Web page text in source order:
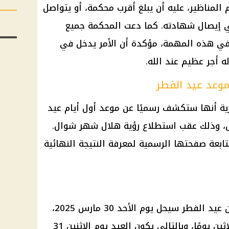
المناظير، عليه أن يبلغ أقرب محكمة، أو يتواصل
شهادته. كما دعت المحكمة جميع
في هذه المهمة، مؤكدة أن الأمر يدخل في
أجر عظيم عند الله.
عيد الفطر
أنها ستكشف رسميًا عن موعد أول أيام عيد
وذلك عقب استطلاع رؤية هلال شهر شوال.
صفحتها الرسمية لمعرفة النتيجة النهائية
تدور تساؤلات كثيرة حول ما إذا كان عيد الفطر سيحل يوم الأحد 30 مارس 2025،